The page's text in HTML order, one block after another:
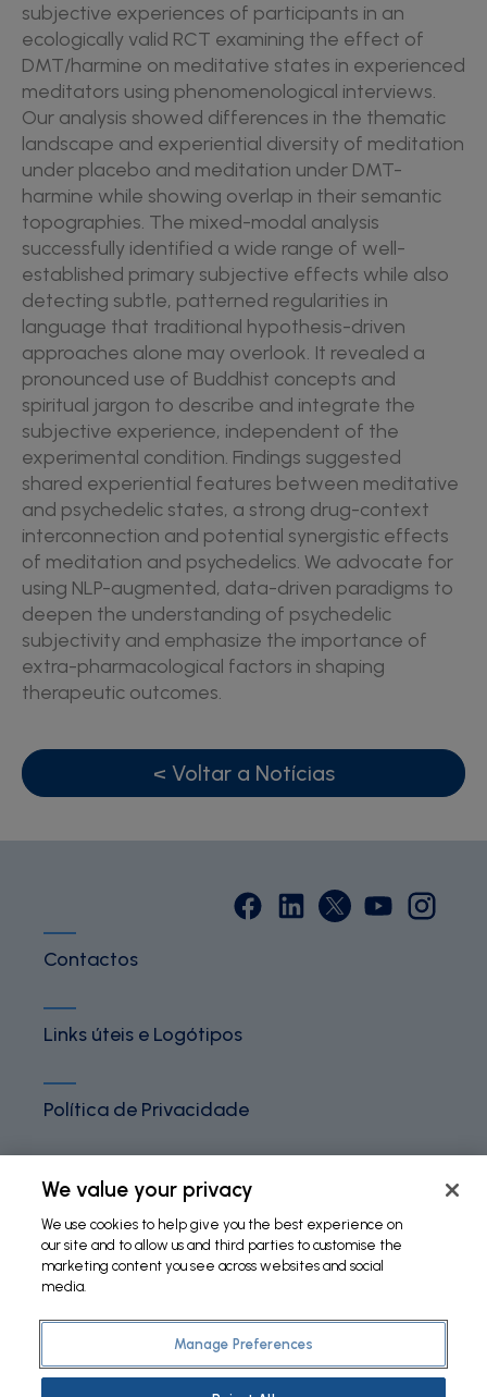
subjective experiences of participants in an
ecologically valid RCT examining the effect of
DMT/harmine on meditative states in experienced
meditators using phenomenological interviews.
Our analysis showed differences in the thematic
landscape and experiential diversity of meditation
under placebo and meditation under DMT-
harmine while showing overlap in their semantic
topographies. The mixed-modal analysis
successfully identified a wide range of well-
established primary subjective effects while also
detecting subtle, patterned regularities in
language that traditional hypothesis-driven
approaches alone may overlook. It revealed a
pronounced use of Buddhist concepts and
spiritual jargon to describe and integrate the
subjective experience, independent of the
experimental condition. Findings suggested
shared experiential features between meditative
and psychedelic states, a strong drug-context
interconnection and potential synergistic effects
of meditation and psychedelics. We advocate for
using NLP-augmented, data-driven paradigms to
deepen the understanding of psychedelic
subjectivity and emphasize the importance of
extra-pharmacological factors in shaping
therapeutic outcomes.
< Voltar a Notícias
Contactos
Links úteis e Logótipos
Política de Privacidade
Termos e Condições
Política de Cookies
©2026 Fundação Bial. All Rights Reserved
We value your privacy
We use cookies to help give you the best experience on
our site and to allow us and third parties to customise the
marketing content you see across websites and social
media.
Manage Preferences